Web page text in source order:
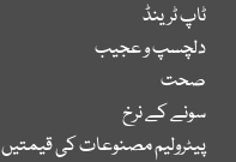
ٹاپ ٹرینڈ
دلچسپ و عجیب
صحت
سونے کے نرخ
پیٹرولیم مصنوعات کی قیمتیں